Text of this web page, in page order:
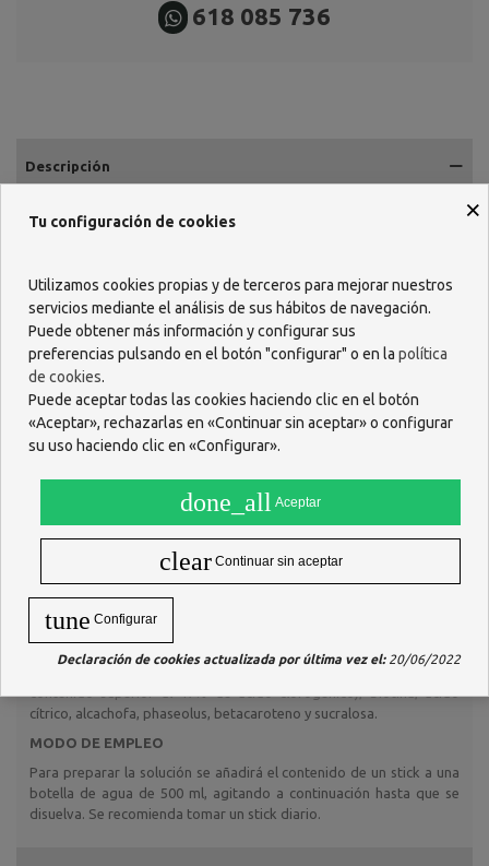
618 085 736
Descripción
bie3 Diet Solution
incluye en su fórmula alcachofa, piña, te verde,
phaseolus y fibra de naranja, reforzada con Svetol, extracto
coadyuvante en el control y la pérdida de peso, como parte de una
dieta controlada.
Bie3 Diet Solutionte ayuda a mantener tu estilo de vida
saludable. Te aporta los beneficios naturales de las plantas
medicinales y de las frutas y vegetales que contiene y además te
ayuda a beber agua y mantener tu cuerpo hidratado con todos los
beneficios que ello tiene para la salud.
Indicado en:
recomiendan de 2 a 3 sobres diarios
- Como complemento diario refrescante para
estreñimiento
- Como complemento diario en lafase de mantenimiento de
INGREDIENTES
Maltodextrina, dextrosa, fibra de naranja y aroma natural, té verde,
piña, Svetol (extracto vegetal de café verde descafeinado,
cítrico, alcachofa, phaseolus, betacaroteno y sucralosa.
MODO DE EMPLEO
Para preparar la solución se añadirá el contenido de un stick a una
botella de agua de 500 ml, agitando a continuación hasta que se
disuelva. Se recomienda tomar un stick diario.
×
Tu configuración de cookies
Utilizamos cookies propias y de terceros para mejorar nuestros
servicios mediante el análisis de sus hábitos de navegación.
Puede obtener más información y configurar sus
preferencias pulsando en el botón "configurar" o en la política
de cookies.
Puede aceptar todas las cookies haciendo clic en el botón
«Aceptar», rechazarlas en «Continuar sin aceptar» o configurar
su uso haciendo clic en «Configurar».
done_all Aceptar
clear Continuar sin aceptar
tune Configurar
Declaración de cookies actualizada por última vez el:20/06/2022